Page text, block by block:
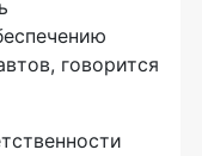
говорится